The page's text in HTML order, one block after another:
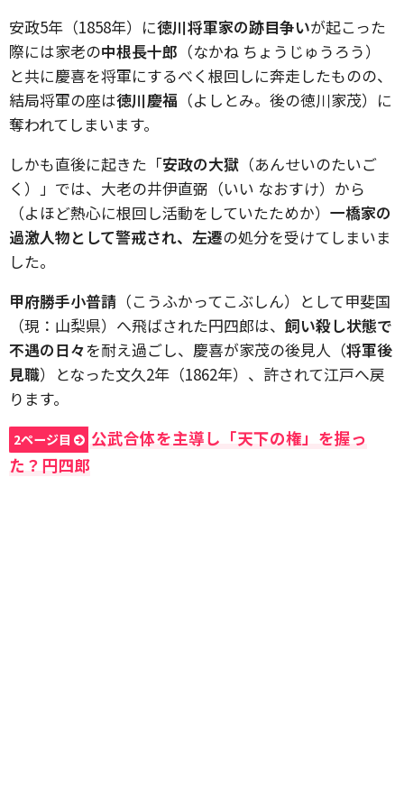
安政5年（1858年）に徳川将軍家の跡目争いが起こった
際には家老の中根長十郎 （なかね ちょうじゅうろう）
と共に慶喜を将軍にするべく根回しに奔走したものの、
結局将軍の座は徳川慶福 （よしとみ。後の徳川家茂）に
奪われてしまいます。
しかも直後に起きた「安政の大獄 （あんせいのたいご
く）」では、大老の井伊直弼（いい なおすけ）から
（よほど熱心に根回し活動をしていたためか） 一橋家の
過激人物として警戒され、左遷の処分を受けてしまいま
した。
甲府勝手小普請 （こうふかってこぶしん）として甲斐国
（現：山梨県）へ飛ばされた円四郎は、 飼い殺し状態で
不遇の日々を耐え過ごし、慶喜が家茂の後見人（将軍後
見職）となった文久2年（1862年）、許されて江戸へ戻
ります。
2ページ目
公武合体を主導し「天下の権」を握っ
た？円四郎